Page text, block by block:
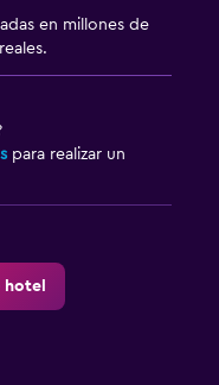
en millones de
para realizar un
hotel